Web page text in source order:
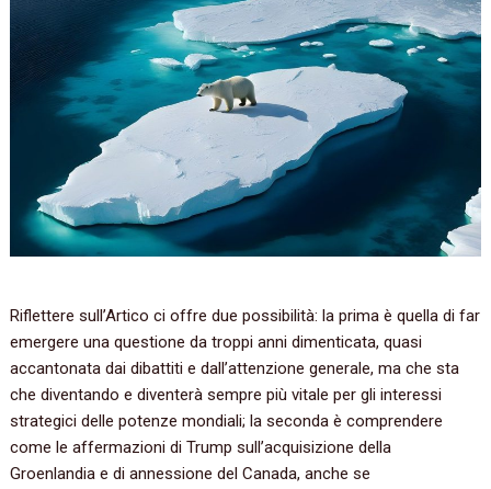
Riflettere sull’Artico ci offre due possibilità: la prima è quella di far
emergere una questione da troppi anni dimenticata, quasi
accantonata dai dibattiti e dall’attenzione generale, ma che sta
che diventando e diventerà sempre più vitale per gli interessi
strategici delle potenze mondiali; la seconda è comprendere
come le affermazioni di Trump sull’acquisizione della
Groenlandia e di annessione del Canada, anche se